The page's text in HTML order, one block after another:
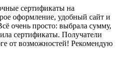
сертификаты на
оформление, удобный сайт и
очень просто: выбрала сумму,
сертификаты. Получатели
от возможностей! Рекомендую